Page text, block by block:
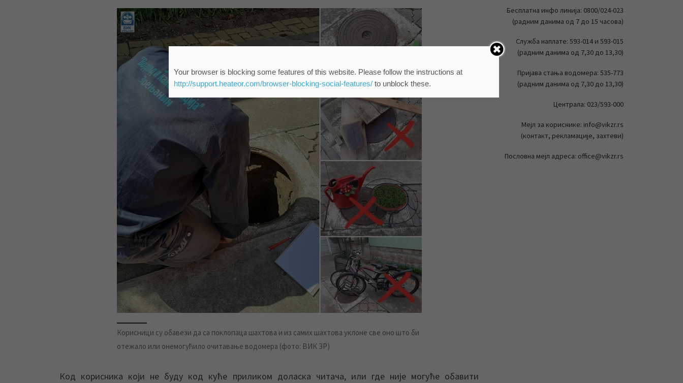
Корисници су обавези да са поклопаца шахтова и из самих шахтова уклоне све оно што би
отежало или онемогућило очитавање водомера (фото: ВИК ЗР)
Код корисника који не буду код куће приликом доласка читача, или где није могуће обавити
Бесплатна инфо линија: 0800/024-023
(радним данима од 7 до 15 часова)
Служба наплате: 593-014 и 593-015
(радним данима од 7,30 до 13,30)
Пријава стања водомера: 535-773
(радним данима од 7,30 до 13,30)
Централа: 023/593-000
Мејл за кориснике: info@vikzr.rs
(контакт, рекламације, захтеви)
Пословна мејл адреса: office@vikzr.rs
Your browser is blocking some features of this website. Please follow the instructions at
http://support.heateor.com/browser-blocking-social-features/to unblock these.